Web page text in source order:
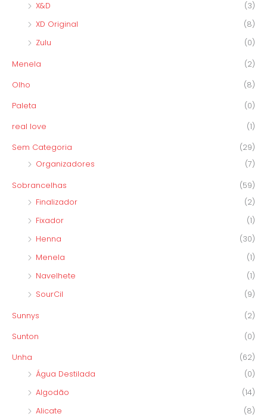
X&D
(3)
XD Original
(8)
Zulu
(0)
Menela (2)
Olho (8)
Paleta (0)
real love (1)
Sem Categoria
(29)
Organizadores
(7)
Sobrancelhas
(59)
Finalizador
(2)
Fixador
(1)
Henna
(30)
Menela
(1)
Navelhete
(1)
SourCil
(9)
Sunnys (2)
Sunton (0)
Unha
(62)
Água Destilada
(0)
Algodão
(14)
Alicate
(8)